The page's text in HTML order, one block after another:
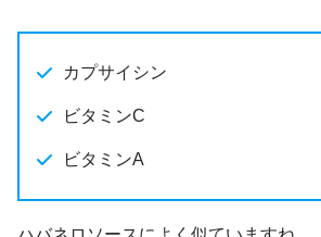
カプサイシン
ビタミンC
ビタミンA